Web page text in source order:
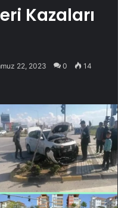
Kazaları
22, 2023 0 14